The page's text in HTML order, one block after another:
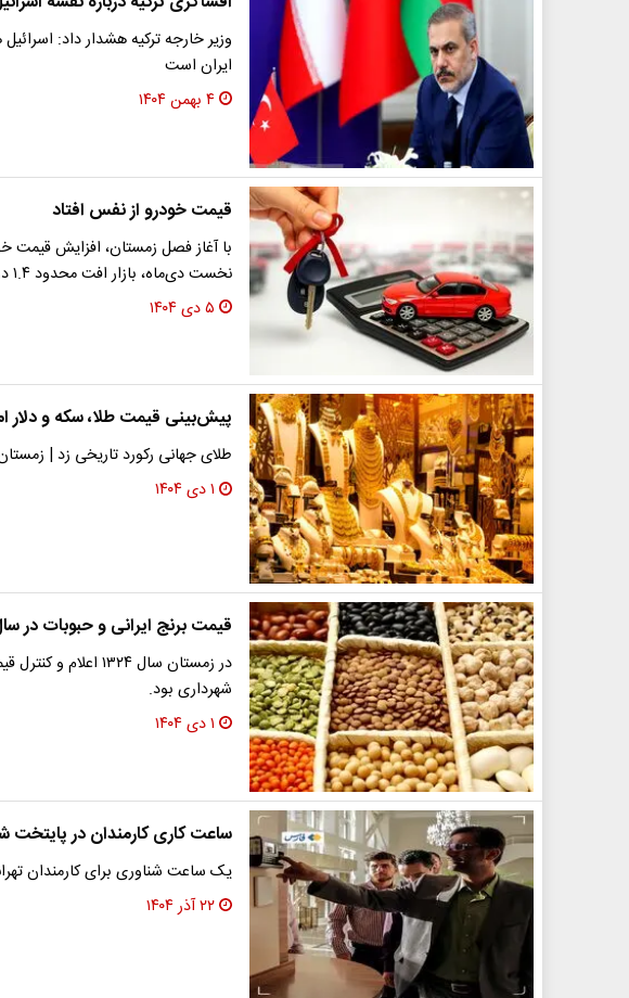
وزیر خارجه ترکیه هشدار داد:
ایران است
۴ بهمن ۱۴۰۴
قیمت خودرو از نفس افتاد
با آغاز فصل زمستان، افزایش
نخست دی‌ماه، بازار افت محدود ۱.۴ درصدی را تجربه کرده، در…
۵ دی ۱۴۰۴
پیش‌بینی قیمت طلا، سکه و دلار امروز 1
طلای جهانی رکورد تاریخی زد |
۱ دی ۱۴۰۴
قیمت برنج ایرانی و حبوبات در سال 1324 چقدر
در زمستان سال ۱۳۲۴
شهرداری بود.
۱ دی ۱۴۰۴
ساعت کاری کارمندان در پایتخت
یک ساعت شناوری برای کارمندان
۲۲ آذر ۱۴۰۴